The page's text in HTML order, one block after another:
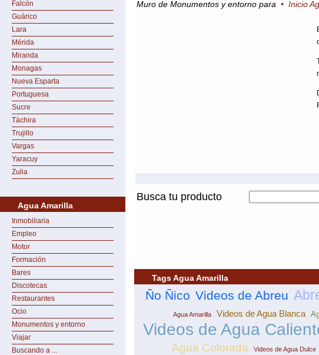
Falcón
Guárico
Lara
Mérida
Miranda
Monagas
Nueva Esparta
Portuguesa
Sucre
Táchira
Trujillo
Vargas
Yaracuy
Zulia
Agua Amarilla
Inmobiliaria
Empleo
Motor
Formación
Bares
Discotecas
Restaurantes
Ocio
Monumentos y entorno
Viajar
Buscando a ...
Muro de Monumentos y entorno para • Inicio
Busca tu producto
Tags Agua Amarilla
Ño Ñico Videos de Abreu
Agua Amarilla Videos de Agua Blanca
Videos de Agua
Agua Colorada Videos de Agua Dulce